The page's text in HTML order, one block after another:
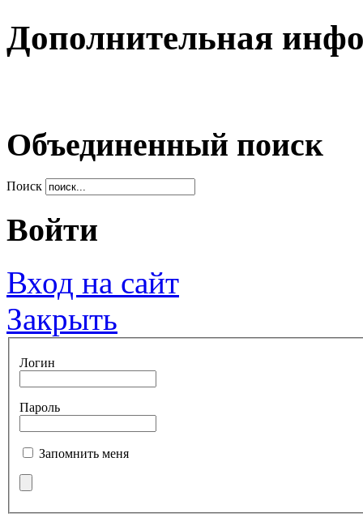
Дополнительная
Объединенный поиск
Поиск
Войти
Вход на сайт
Закрыть
Логин
Пароль
Запомнить меня